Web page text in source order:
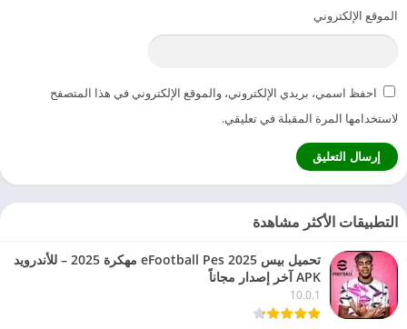
الموقع الإلكتروني
احفظ اسمي، بريدي الإلكتروني، والموقع الإلكتروني في هذا المتصفح
لاستخدامها المرة المقبلة في تعليقي.
التطبيقات الأكثر مشاهدة
تحميل بيس eFootball Pes 2025 مهكرة 2025 – للأندرويد
APK آخر إصدار مجاناً
10.0.1